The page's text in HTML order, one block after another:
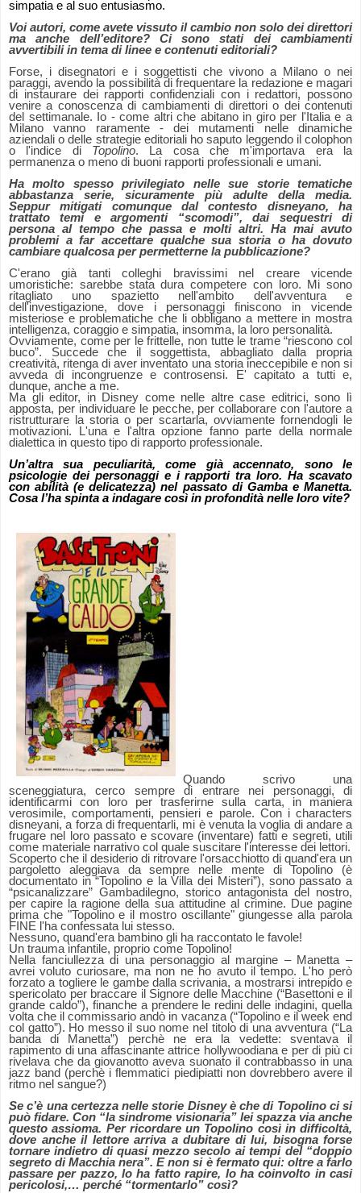
simpatia e al suo entusiasmo.
Voi autori, come avete vissuto il cambio non solo dei direttori
ma anche dell’editore? Ci sono stati dei cambiamenti
avvertibili in tema di linee e contenuti editoriali?
Forse, i disegnatori e i soggettisti che vivono a Milano o nei
paraggi, avendo la possibilità di frequentare la redazione e magari
di instaurare dei rapporti confidenziali con i redattori, possono
venire a conoscenza di cambiamenti di direttori o dei contenuti
del settimanale. Io - come altri che abitano in giro per l'Italia e a
Milano vanno raramente - dei mutamenti nelle dinamiche
aziendali o delle strategie editoriali ho saputo leggendo il colophon
o l'indice di Topolino. La cosa che m'importava era la
permanenza o meno di buoni rapporti professionali e umani.
Ha molto spesso privilegiato nelle sue storie tematiche
abbastanza serie, sicuramente più adulte della media.
Seppur mitigati comunque dal contesto disneyano, ha
trattato temi e argomenti “scomodi”, dai sequestri di
persona al tempo che passa e molti altri. Ha mai avuto
problemi a far accettare qualche sua storia o ha dovuto
cambiare qualcosa per permetterne la pubblicazione?
C'erano già tanti colleghi bravissimi nel creare vicende
umoristiche: sarebbe stata dura competere con loro. Mi sono
ritagliato uno spazietto nell'ambito dell'avventura e
dell'investigazione, dove i personaggi finiscono in vicende
misteriose e problematiche che li obbligano a mettere in mostra
intelligenza, coraggio e simpatia, insomma, la loro personalità.
Ovviamente, come per le frittelle, non tutte le trame “riescono col
buco”. Succede che il soggettista, abbagliato dalla propria
creatività, ritenga di aver inventato una storia ineccepibile e non si
avveda di incongruenze e controsensi. E' capitato a tutti e,
dunque, anche a me.
Ma gli editor, in Disney come nelle altre case editrici, sono lì
apposta, per individuare le pecche, per collaborare con l'autore a
ristrutturare la storia o per scartarla, ovviamente fornendogli le
motivazioni. L'una e l'altra opzione fanno parte della normale
dialettica in questo tipo di rapporto professionale.
Un’altra sua peculiarità, come già accennato, sono le
psicologie dei personaggi e i rapporti tra loro. Ha scavato
con abilità (e delicatezza) nel passato di Gamba e Manetta.
Cosa l’ha spinta a indagare così in profondità nelle loro vite?
Quando scrivo una
sceneggiatura, cerco sempre di entrare nei personaggi, di
identificarmi con loro per trasferirne sulla carta, in maniera
verosimile, comportamenti, pensieri e parole. Con i characters
disneyani, a forza di frequentarli, mi è venuta la voglia di andare a
frugare nel loro passato e scovare (inventare) fatti e segreti, utili
come materiale narrativo col quale suscitare l'interesse dei lettori.
Scoperto che il desiderio di ritrovare l'orsacchiotto di quand'era un
pargoletto aleggiava da sempre nelle mente di Topolino (è
documentato in “Topolino e la Villa dei Misteri”), sono passato a
“psicanalizzare” Gambadilegno, storico antagonista del nostro,
per capire la ragione della sua attitudine al crimine. Due pagine
prima che "Topolino e il mostro oscillante" giungesse alla parola
FINE l'ha confessata lui stesso.
Nessuno, quand'era bambino gli ha raccontato le favole!
Un trauma infantile, proprio come Topolino!
Nella fanciullezza di una personaggio al margine – Manetta –
avrei voluto curiosare, ma non ne ho avuto il tempo. L'ho però
forzato a togliere le gambe dalla scrivania, a mostrarsi intrepido e
spericolato per braccare il Signore delle Macchine (“Basettoni e il
grande caldo”), finanche a prendere le redini delle indagini, quella
volta che il commissario andò in vacanza (“Topolino e il week end
col gatto”). Ho messo il suo nome nel titolo di una avventura (“La
banda di Manetta”) perchè ne era la vedette: sventava il
rapimento di una affascinante attrice hollywoodiana e per di più ci
rivelava che da giovanotto aveva suonato il contrabbasso in una
jazz band (perchè i flemmatici piedipiatti non dovrebbero avere il
ritmo nel sangue?)
Se c’è una certezza nelle storie Disney è che di Topolino ci si
può fidare. Con “la sindrome visionaria” lei spazza via anche
questo assioma. Per ricordare un Topolino così in difficoltà,
dove anche il lettore arriva a dubitare di lui, bisogna forse
tornare indietro di quasi mezzo secolo ai tempi del “doppio
segreto di Macchia nera”. E non si è fermato qui: oltre a farlo
passare per pazzo, lo ha fatto rapire, lo ha coinvolto in casi
pericolosi,… perché “tormentarlo” così?